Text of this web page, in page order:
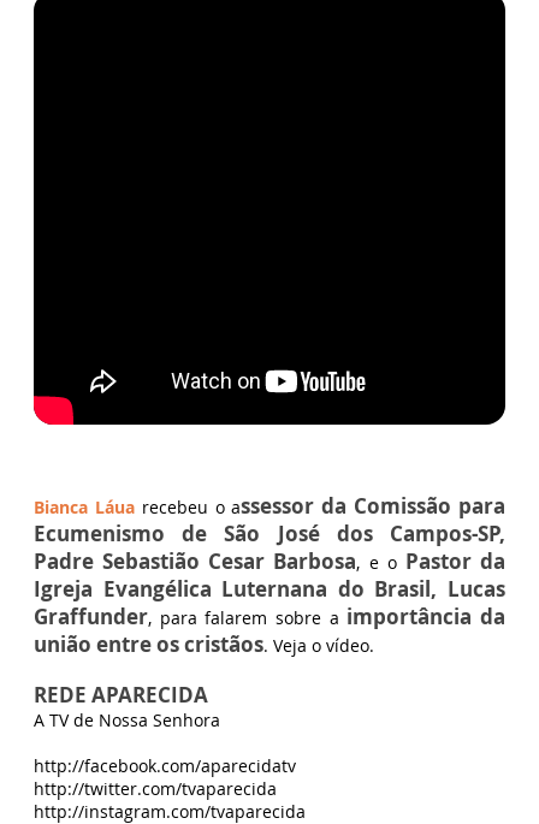
Bianca Láuarecebeu o assessor da Comissão para
Ecumenismo de São José dos Campos-SP,
Padre Sebastião Cesar Barbosa, e o Pastor da
Igreja Evangélica Luternana do Brasil, Lucas
Graffunder, para falarem sobre a importância da
união entre os cristãos. Veja o vídeo.
REDE APARECIDA
A TV de Nossa Senhora
http://facebook.com/aparecidatv
http://twitter.com/tvaparecida
http://instagram.com/tvaparecida